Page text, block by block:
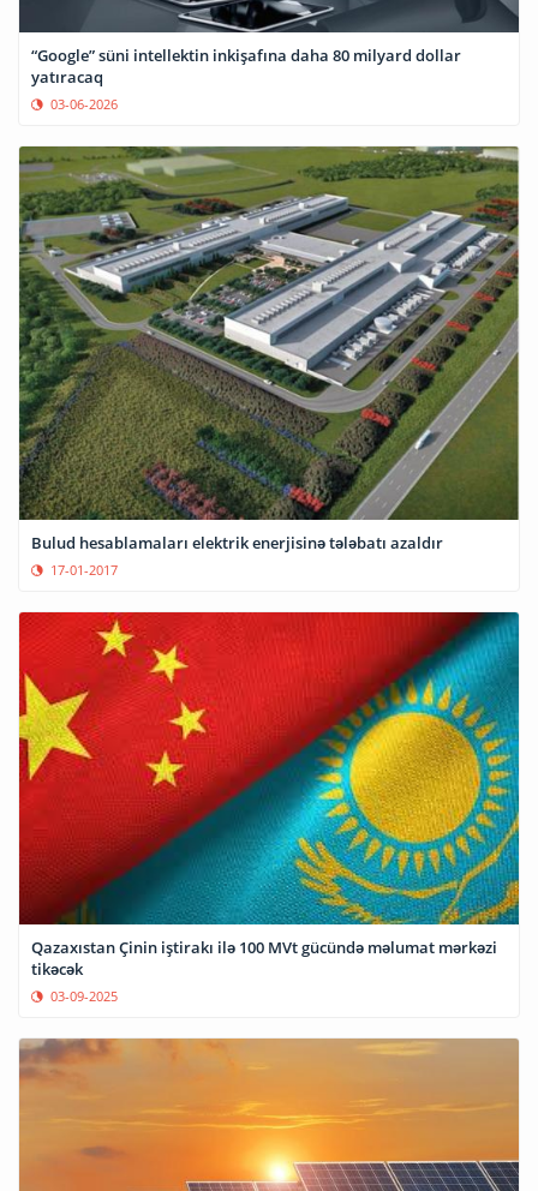
“Google” süni intellektin inkişafına daha 80 milyard dollar
yatıracaq
03-06-2026
Bulud hesablamaları elektrik enerjisinə tələbatı azaldır
17-01-2017
Qazaxıstan Çinin iştirakı ilə 100 MVt gücündə məlumat mərkəzi
tikəcək
03-09-2025